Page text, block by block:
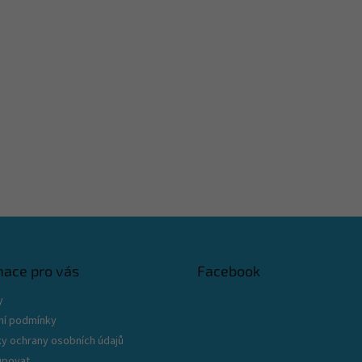
pro vás
podmínky
ochrany osobních údajů
Facebook